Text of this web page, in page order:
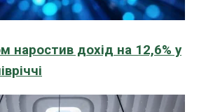
наростив дохід на 12,6% у